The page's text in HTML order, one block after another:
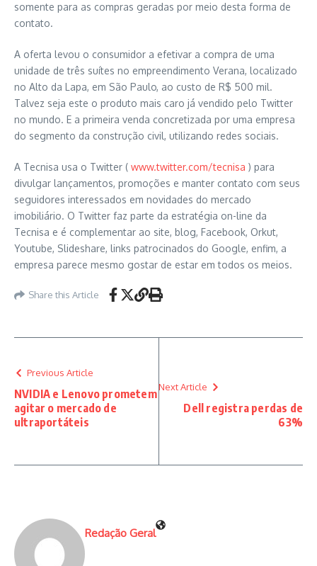
somente para as compras geradas por meio desta forma de
contato.
A oferta levou o consumidor a efetivar a compra de uma
unidade de três suítes no empreendimento Verana, localizado
no Alto da Lapa, em São Paulo, ao custo de R$ 500 mil.
Talvez seja este o produto mais caro já vendido pelo Twitter
no mundo. E a primeira venda concretizada por uma empresa
do segmento da construção civil, utilizando redes sociais.
A Tecnisa usa o Twitter ( www.twitter.com/tecnisa ) para
divulgar lançamentos, promoções e manter contato com seus
seguidores interessados em novidades do mercado
imobiliário. O Twitter faz parte da estratégia on-line da
Tecnisa e é complementar ao site, blog, Facebook, Orkut,
Youtube, Slideshare, links patrocinados do Google, enfim, a
empresa parece mesmo gostar de estar em todos os meios.
Share this Article
Previous Article
NVIDIA e Lenovo prometem
agitar o mercado de
ultraportáteis
Next Article
Dell registra perdas de
63%
Redação Geral